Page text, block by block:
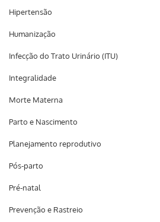
Hipertensão
Humanização
Infecção do Trato Urinário (ITU)
Integralidade
Morte Materna
Parto e Nascimento
Planejamento reprodutivo
Pós-parto
Pré-natal
Prevenção e Rastreio